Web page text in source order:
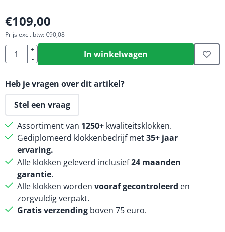
€109,00
Prijs excl. btw:€90,08
Aantal
+
-
In winkelwagen
Heb je vragen over dit artikel?
Stel een vraag
Assortiment van 1250+ kwaliteitsklokken.
Gediplomeerd klokkenbedrijf met35+ jaar
ervaring.
Alle klokken geleverd inclusief24 maanden
garantie.
Alle klokken worden vooraf gecontroleerd en
zorgvuldig verpakt.
Gratis verzending boven 75 euro.